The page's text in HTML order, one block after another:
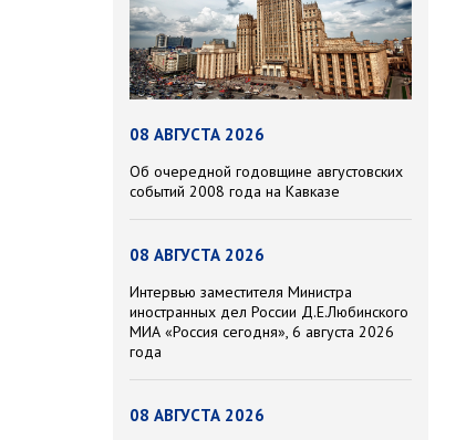
08 АВГУСТА 2026
Об очередной годовщине августовских
событий 2008 года на Кавказе
08 АВГУСТА 2026
Интервью заместителя Министра
иностранных дел России Д.Е.Любинского
МИА «Россия сегодня», 6 августа 2026
года
08 АВГУСТА 2026